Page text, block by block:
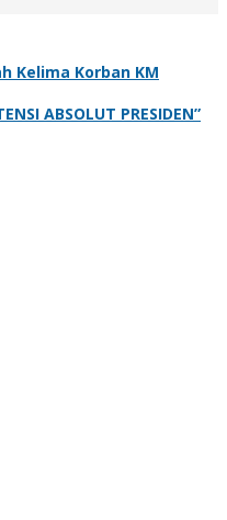
Kelima Korban KM
ABSOLUT PRESIDEN”